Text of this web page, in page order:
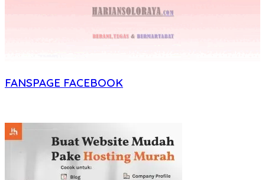
FANSPAGE FACEBOOK